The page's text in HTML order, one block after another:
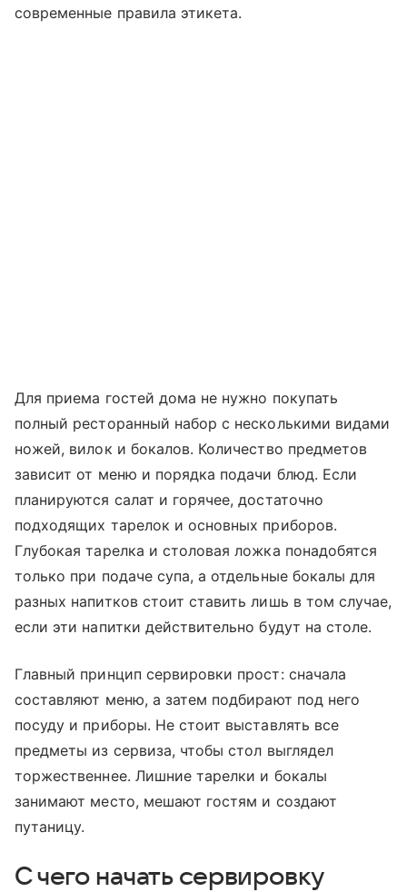
современные правила этикета.
Для приема гостей дома не нужно покупать
полный ресторанный набор с несколькими видами
ножей, вилок и бокалов. Количество предметов
зависит от меню и порядка подачи блюд. Если
планируются салат и горячее, достаточно
подходящих тарелок и основных приборов.
Глубокая тарелка и столовая ложка понадобятся
только при подаче супа, а отдельные бокалы для
разных напитков стоит ставить лишь в том случае,
если эти напитки действительно будут на столе.
Главный принцип сервировки прост: сначала
составляют меню, а затем подбирают под него
посуду и приборы. Не стоит выставлять все
предметы из сервиза, чтобы стол выглядел
торжественнее. Лишние тарелки и бокалы
занимают место, мешают гостям и создают
путаницу.
С чего начать сервировку